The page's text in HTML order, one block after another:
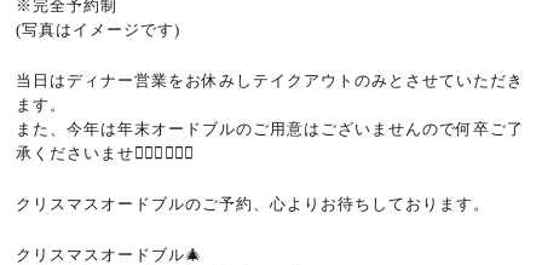
※完全予約制
(写真はイメージです)
当日はディナー営業をお休みしテイクアウトのみとさせていただき
ます。
また、今年は年末オードブルのご用意はございませんので何卒ご了
承くださいませ🙇🏻‍♂️🙇🏻‍♀️
クリスマスオードブルのご予約、心よりお待ちしております。
クリスマスオードブル🎄